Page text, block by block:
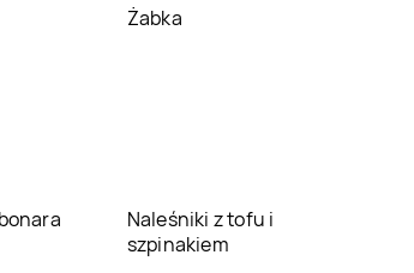
Żabka
Naleśniki z tofu i
szpinakiem